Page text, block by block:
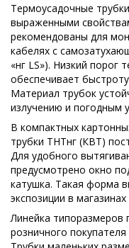
Термоусадочные
выраженными
рекомендованы для
кабелях с
«нг LS»). Низкий порог
обеспечивает
Материал трубок
излучению и погодным
В компактных
трубки ТНТнг (КВТ)
Для удобного
предусмотрено окно
катушка. Такая форма
экспозиции в
Линейка типоразмеров
розничного